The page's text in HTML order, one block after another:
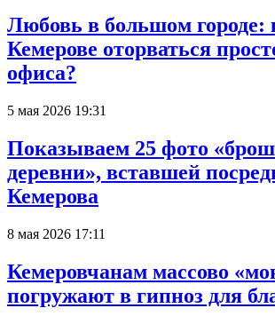
Любовь в большом городе:
Кемерове оторваться
офиса?
5 мая 2026 19:31
Показываем 25 фото
деревни», вставшей
Кемерова
8 мая 2026 17:11
Кемеровчанам массово
погружают в гипноз для